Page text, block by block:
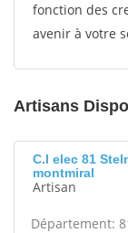
fonction des
avenir à votre
Artisans
C.l elec 81
montmiral
Artisan
Département: